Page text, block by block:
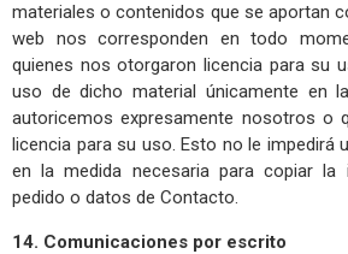
materiales o contenidos que se aportan
web nos corresponden en todo
quienes nos otorgaron licencia para su
uso de dicho material únicamente en
autoricemos expresamente nosotros o
licencia para su uso. Esto no le impedirá
en la medida necesaria para copiar la
pedido o datos de Contacto.
14. Comunicaciones por escrito